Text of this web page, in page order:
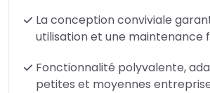
La conception conviviale
utilisation et une maintenance
Fonctionnalité polyvalente,
petites et moyennes